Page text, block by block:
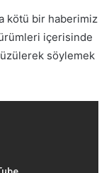
kötü bir haberimiz
içerisinde
söylemek